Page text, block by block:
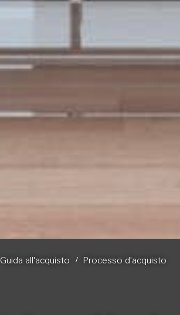
Guida all'acquisto / Processo d'acquisto